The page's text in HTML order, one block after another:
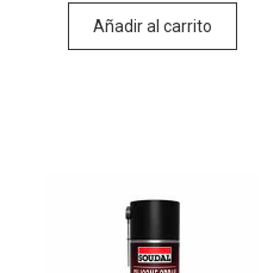
Añadir al carrito